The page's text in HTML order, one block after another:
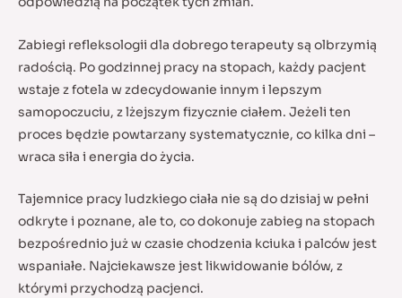
Zabiegi refleksologii dla dobrego terapeuty są olbrzymią
radością. Po godzinnej pracy na stopach, każdy pacjent
wstaje z fotela w zdecydowanie innym i lepszym
samopoczuciu, z lżejszym fizycznie ciałem. Jeżeli ten
proces będzie powtarzany systematycznie, co kilka dni –
wraca siła i energia do życia.
Tajemnice pracy ludzkiego ciała nie są do dzisiaj w pełni
odkryte i poznane, ale to, co dokonuje zabieg na stopach
bezpośrednio już w czasie chodzenia kciuka i palców jest
wspaniałe. Najciekawsze jest likwidowanie bólów, z
którymi przychodzą pacjenci.